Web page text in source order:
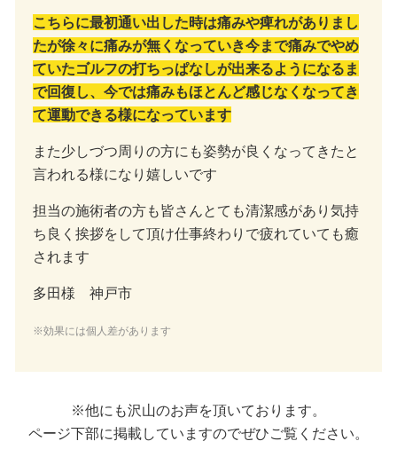
こちらに最初通い出した時は痛みや痺れがありまし
たが徐々に痛みが無くなっていき今まで痛みでやめ
ていたゴルフの打ちっぱなしが出来るようになるま
で回復し、今では痛みもほとんど感じなくなってき
て運動できる様になっています
また少しづつ周りの方にも姿勢が良くなってきたと
言われる様になり嬉しいです
担当の施術者の方も皆さんとても清潔感があり気持
ち良く挨拶をして頂け仕事終わりで疲れていても癒
されます
多田様 神戸市
※効果には個人差があります
※他にも沢山のお声を頂いております。
ページ下部に掲載していますのでぜひご覧ください。